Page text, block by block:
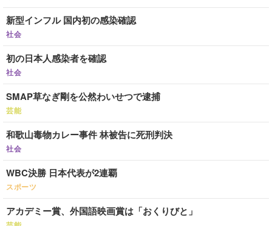
新型インフル 国内初の感染確認
社会
初の日本人感染者を確認
社会
SMAP草なぎ剛を公然わいせつで逮捕
芸能
和歌山毒物カレー事件 林被告に死刑判決
社会
WBC決勝 日本代表が2連覇
スポーツ
アカデミー賞、外国語映画賞は「おくりびと」